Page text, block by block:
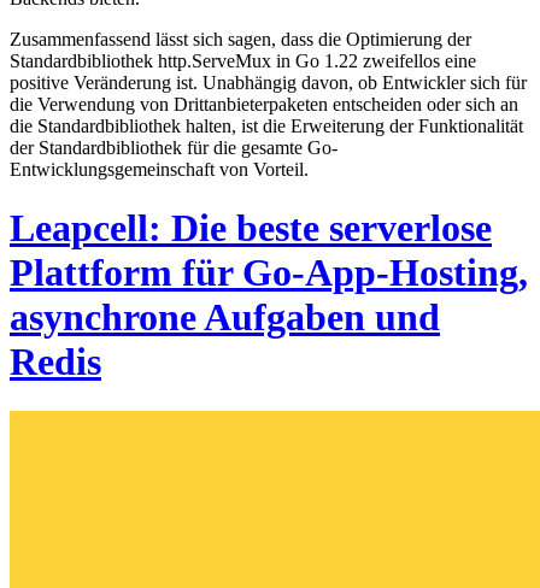
Zusammenfassend lässt sich sagen, dass die Optimierung der
Standardbibliothek http.ServeMux in Go 1.22 zweifellos eine
positive Veränderung ist. Unabhängig davon, ob Entwickler sich für
die Verwendung von Drittanbieterpaketen entscheiden oder sich an
die Standardbibliothek halten, ist die Erweiterung der Funktionalität
der Standardbibliothek für die gesamte Go-
Entwicklungsgemeinschaft von Vorteil.
Leapcell: Die beste serverlose
Plattform für Go-App-Hosting,
asynchrone Aufgaben und
Redis